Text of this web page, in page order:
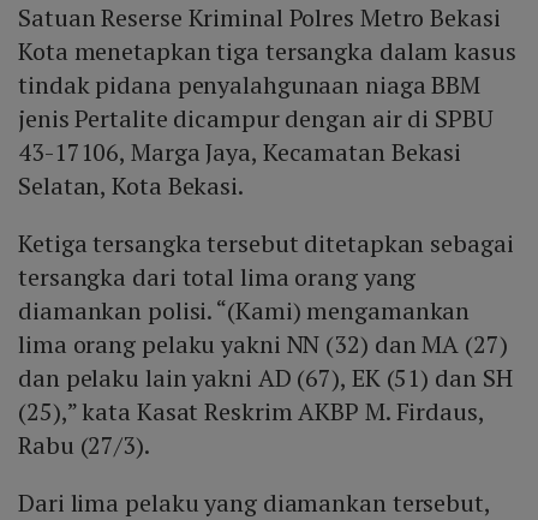
Satuan Reserse Kriminal Polres Metro Bekasi
Kota menetapkan tiga tersangka dalam kasus
​​​​​tindak pidana penyalahgunaan niaga BBM
jenis Pertalite dicampur dengan air di SPBU
43-17106, Marga Jaya, Kecamatan Bekasi
Selatan, Kota Bekasi.
Ketiga tersangka tersebut ditetapkan sebagai
tersangka dari total lima orang yang
diamankan polisi. “(Kami) mengamankan
lima orang pelaku yakni NN (32) dan MA (27)
dan pelaku lain yakni AD (67), EK (51) dan SH
(25),” kata Kasat Reskrim AKBP M. Firdaus,
Rabu (27/3).
Dari lima pelaku yang diamankan tersebut,